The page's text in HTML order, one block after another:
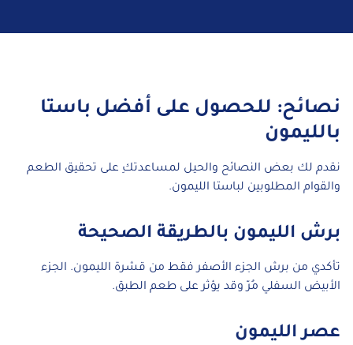
نصائح: للحصول على أفضل باستا
بالليمون
نقدم لك بعض النصائح والحيل لمساعدتكِ على تحقيق الطعم
والقوام المطلوبين لباستا الليمون.
برش الليمون بالطريقة الصحيحة
تأكدي من برش الجزء الأصفر فقط من قشرة الليمون. الجزء
الأبيض السفلي مُرّ وقد يؤثر على طعم الطبق.
عصر الليمون